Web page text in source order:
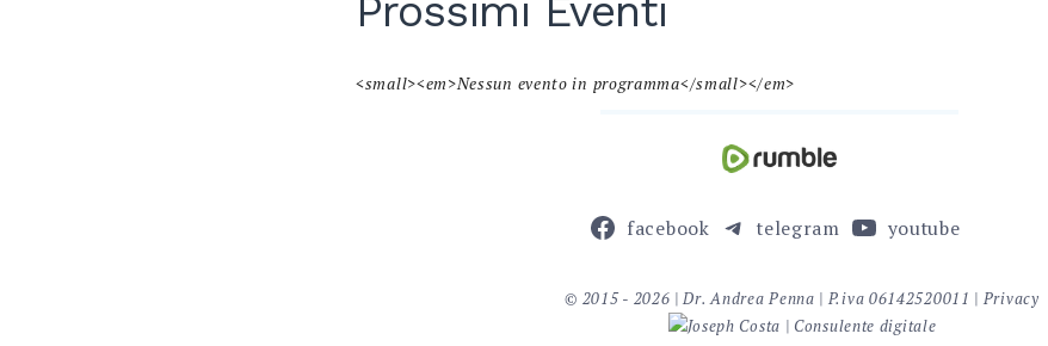
Prossimi Eventi
<small><em>Nessun evento in programma</small></em>
facebook telegram youtube
© 2015 - 2026 | Dr. Andrea Penna | P.iva 06142520011 | Privacy